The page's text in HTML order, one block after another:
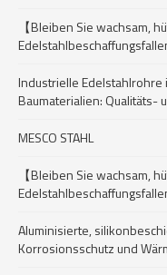
【Bleiben Sie wachsam,
Industrielle Edelstahlrohre
Baumaterialien: Qualitäts-
MESCO STAHL
【Bleiben Sie wachsam,
Aluminisierte,
Korrosionsschutz und